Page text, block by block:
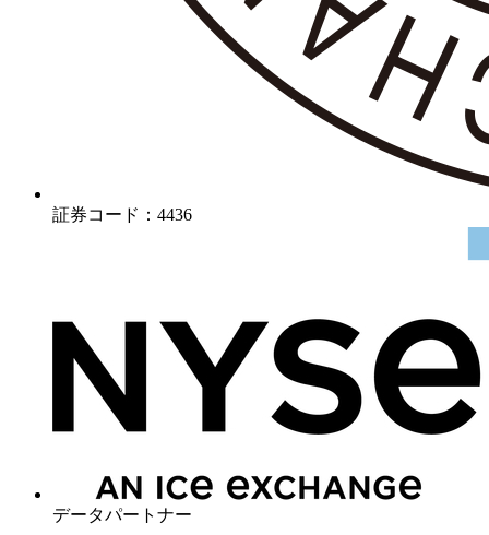
証券コード：4436
データパートナー